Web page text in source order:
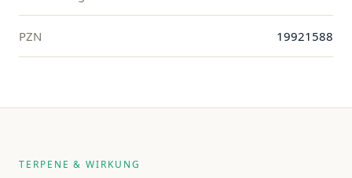
PZN 19921588
TERPENE & WIRKUNG